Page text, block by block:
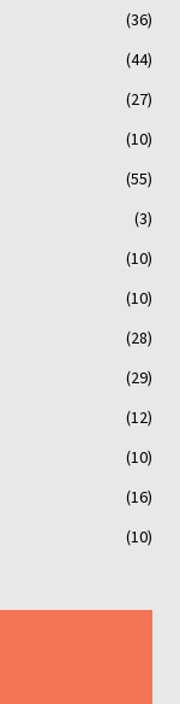
(36)
(44)
(27)
(10)
(55)
(3)
(10)
(10)
(28)
(29)
(12)
(10)
(16)
(10)